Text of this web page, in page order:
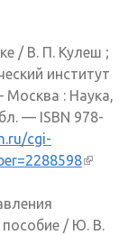
/ В. П. Кулеш ;
институт
: Наука,
— ISBN 978-
cgi-
/ Ю. В.